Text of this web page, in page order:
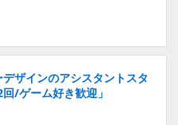
ザインのアシスタントスタ
/ゲーム好き歓迎」